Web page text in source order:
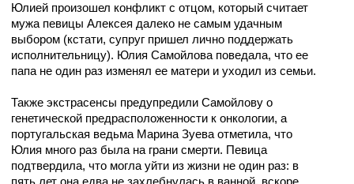
Юлией произошел конфликт с отцом, который считает
мужа певицы Алексея далеко не самым удачным
выбором (кстати, супруг пришел лично поддержать
исполнительницу). Юлия Самойлова поведала, что ее
папа не один раз изменял ее матери и уходил из семьи.
Также экстрасенсы предупредили Самойлову о
генетической предрасположенности к онкологии, а
португальская ведьма Марина Зуева отметила, что
Юлия много раз была на грани смерти. Певица
подтвердила, что могла уйти из жизни не один раз: в
пять лет она едва не захлебнулась в ванной, вскоре